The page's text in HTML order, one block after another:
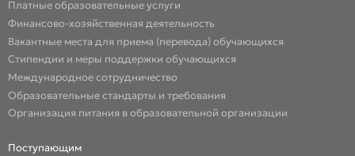
Платные образовательные услуги
Финансово-хозяйственная деятельность
Вакантные места для приема (перевода) обучающихся
Стипендии и меры поддержки обучающихся
Международное сотрудничество
Образовательные стандарты и требования
Организация питания в образовательной организации
Поступающим